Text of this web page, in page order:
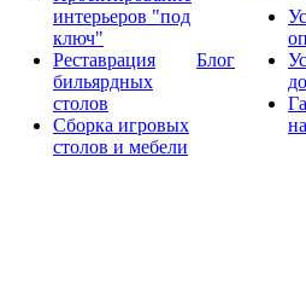
интерьеров "под
ключ"
Реставрация
бильярдных
столов
Сборка игровых
столов и мебели
Блог